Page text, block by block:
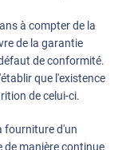
à compter de la
de la garantie
de conformité.
que l'existence
de celui-ci.
fourniture d'un
de manière continue